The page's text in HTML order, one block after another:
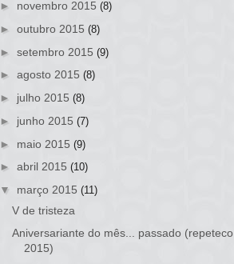
► novembro 2015 (8)
► outubro 2015 (8)
► setembro 2015 (9)
► agosto 2015 (8)
► julho 2015 (8)
► junho 2015 (7)
► maio 2015 (9)
► abril 2015 (10)
▼ março 2015 (11)
V de tristeza
Aniversariante do mês... passado (repeteco
2015)